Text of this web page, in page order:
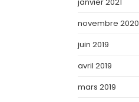
novembre 2020
juin 2019
avril 2019
mars 2019